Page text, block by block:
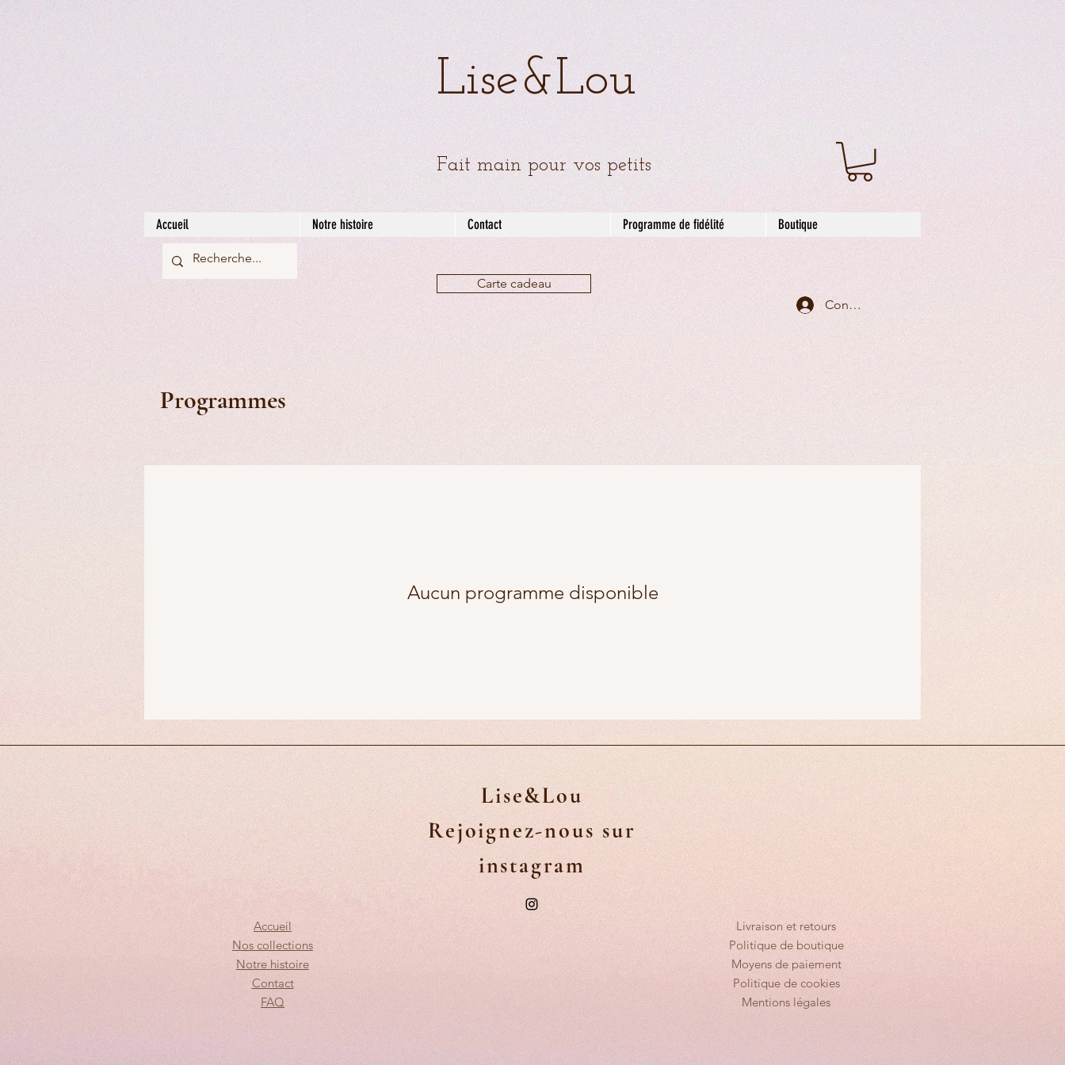
Lise&Lou
Fait main pour vos petits
Accueil Notre histoire Contact Programme de fidélité Boutique
Carte cadeau
Connexion
Programmes
Aucun programme disponible
Lise&Lou
Rejoignez-nous sur
instagram
Accueil
Nos collections
Notre histoire
Contact
FAQ
Livraison et retours
Politique de boutique
Moyens de paiement
Politique de cookies
Mentions légales